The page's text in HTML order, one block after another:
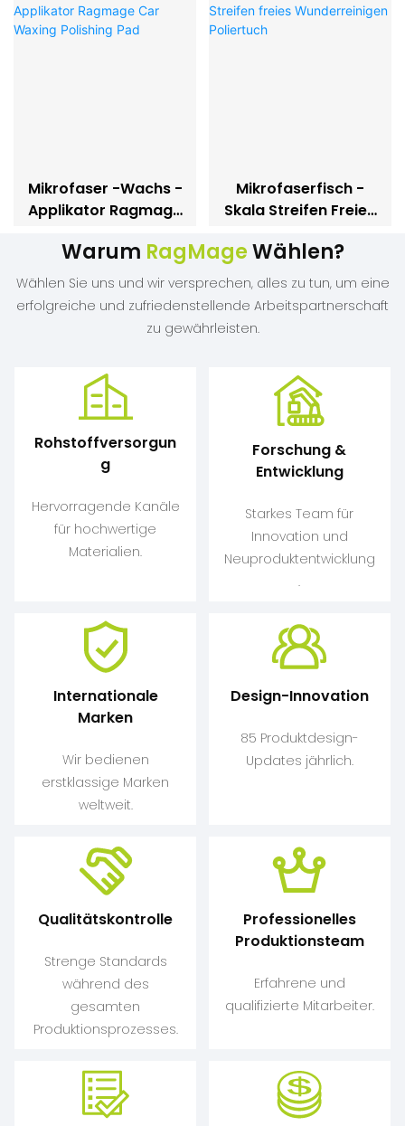
Mikrofaser -Wachs -
Applikator Ragmage
Polishing Pad
Mikrofaserfisch -
Skala Streifen Freies
Poliertuch
Warum RagMageWählen?
Wählen Sie uns und wir versprechen, alles zu tun, um eine
erfolgreiche und zufriedenstellende Arbeitspartnerschaft
zu gewährleisten.
Rohstoffversorgun
G
Hervorragende Kanäle
für hochwertige
Materialien.
Forschung &
Entwicklung
Starkes Team für
Innovation und
Neuproduktentwicklung
.
Internationale
Marken
Wir bedienen
erstklassige Marken
weltweit.
Design-Innovation
85 Produktdesign-
Updates jährlich.
Qualitätskontrolle
Strenge Standards
während des
gesamten
Produktionsprozesses.
Professionelles
Produktionsteam
Erfahrene und
qualifizierte Mitarbeiter.